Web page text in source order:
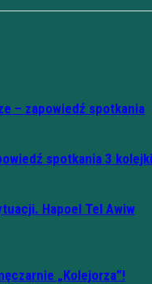
– zapowiedź spotkania
spotkania 3 kolejki
Hapoel Tel Awiw
„Kolejorza”!